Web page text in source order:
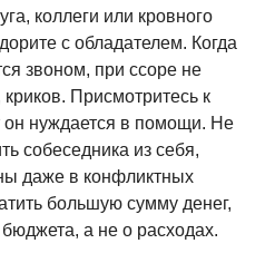
коллеги или кровного
с обладателем. Когда
звоном, при ссоре не
Присмотритесь к
он нуждается в помощи. Не
собеседника из себя,
даже в конфликтных
большую сумму денег,
а не о расходах.